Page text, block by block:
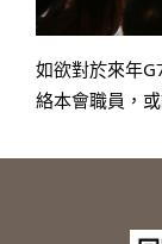
如欲對於來年
絡本會職員，